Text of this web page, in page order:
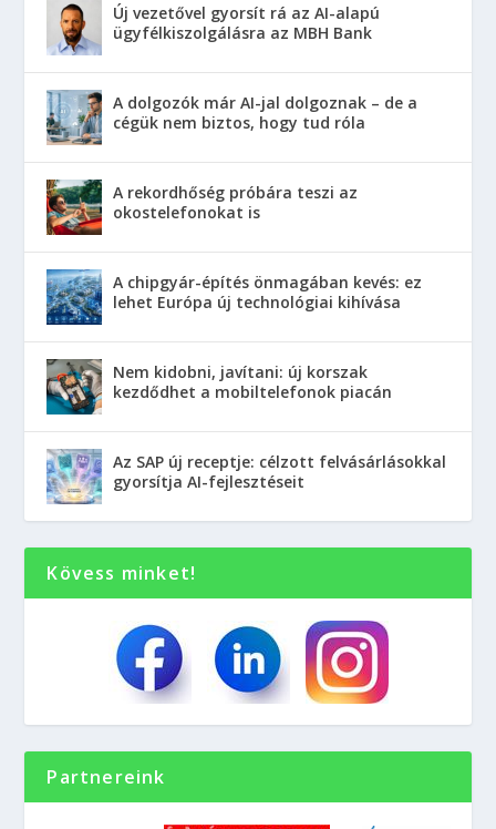
Új vezetővel gyorsít rá az AI-alapú
ügyfélkiszolgálásra az MBH Bank
A dolgozók már AI-jal dolgoznak – de a
cégük nem biztos, hogy tud róla
A rekordhőség próbára teszi az
okostelefonokat is
A chipgyár-építés önmagában kevés: ez
lehet Európa új technológiai kihívása
Nem kidobni, javítani: új korszak
kezdődhet a mobiltelefonok piacán
Az SAP új receptje: célzott felvásárlásokkal
gyorsítja AI-fejlesztéseit
Kövess minket!
Partnereink